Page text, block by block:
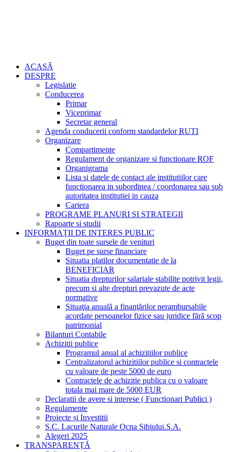
ACASĂ
DESPRE
Legislatie
Conducerea
Primar
Viceprimar
Secretar general
Agenda conducerii conform standardelor RUTI
Organizare
Compartimente
Regulament de organizare si functionare ROF
Organigrama
Lista si datele de contact ale institutiilor care
functionarea in subordinea / coordonarea sau sub
autoritatea institutiei in cauza
Cariera
PROGRAME PLANURI SI STRATEGII
Rapoarte si studii
INFORMAȚII DE INTERES PUBLIC
Buget din toate sursele de venituri
Buget pe surse financiare
Situatia platilor documentatie de la
BENEFICIAR
Situatia drepturilor salariale stabilite potrivit legii,
precum si alte drepturi prevazute de acte
normative
Situaţia anuală a finanţărilor nerambursabile
acordate persoanelor fizice sau juridice fără scop
patrimonial
Bilanturi Contabile
Achizitii publice
Programul anual al achizitiilor publice
Centralizatorul achizitiilor publice si contractele
cu valoare de peste 5000 de euro
Contractele de achizitie publica cu o valoare
totala mai mare de 5000 EUR
Declaratii de avere si interese ( Functionari Publici )
Regulamente
Proiecte și Investitii
S.C. Lacurile Naturale Ocna Sibiului.S.A.
Alegeri 2025
TRANSPARENȚĂ